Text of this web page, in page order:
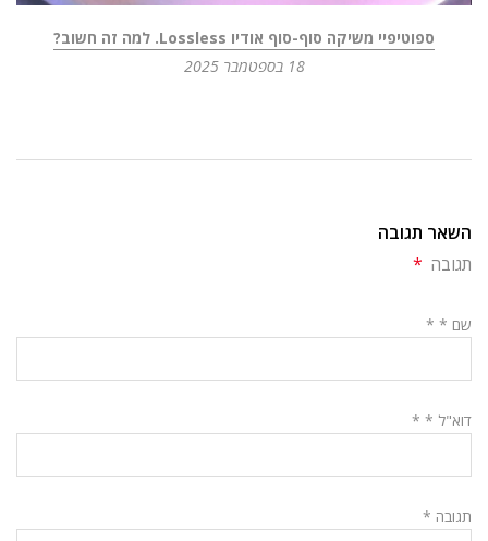
ספוטיפיי משיקה סוף-סוף אודיו Lossless. למה זה חשוב?
18 בספטמבר 2025
השאר תגובה
תגובה *
שם * *
דוא"ל * *
תגובה *